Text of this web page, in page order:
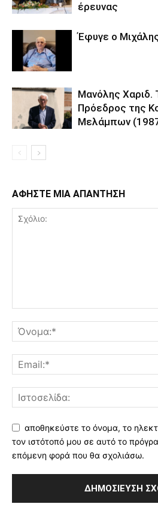
έρευνας
Έφυγε ο
Μανόλης Χαριδ.
Πρόεδρος της
Μελάμπων
ΑΦΗΣΤΕ ΜΙΑ ΑΠΑΝΤΗΣΗ
αποθηκεύστε το όνομα, το
τον ιστότοπό μου σε αυτό το
επόμενη φορά που θα σχολιάσω.